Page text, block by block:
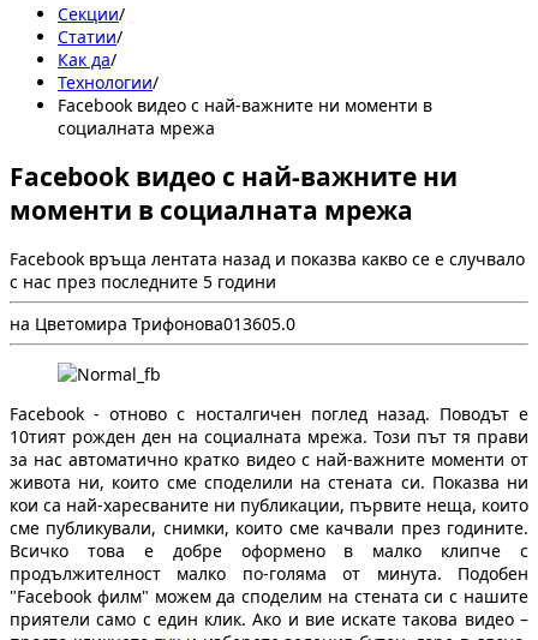
Секции/
Статии/
Как да/
Технологии/
Facebook видео с най-важните ни моменти в
социалната мрежа
Facebook видео с най-важните ни
моменти в социалната мрежа
Facebook връща лентата назад и показва какво се е случвало
с нас през последните 5 години
на Цветомира Трифонова013605.0
Facebook - отново с носталгичен поглед назад. Поводът е
10тият рожден ден на социалната мрежа. Този път тя прави
за нас автоматично кратко видео с най-важните моменти от
живота ни, които сме споделили на стената си. Показва ни
кои са най-харесваните ни публикации, първите неща, които
сме публикували, снимки, които сме качвали през годините.
Всичко това е добре оформено в малко клипче с
продължителност малко по-голяма от минута. Подобен
"Facebook филм" можем да споделим на стената си с нашите
приятели само с един клик. Ако и вие искате такова видео –